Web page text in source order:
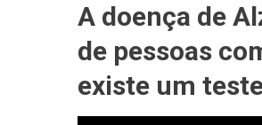
A doença de
de pessoas
existe um